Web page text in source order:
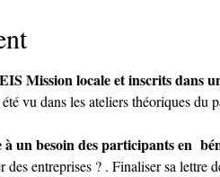
Mission locale et inscrits dans
vu dans les ateliers théoriques du
un besoin des participants en
des entreprises ? . Finaliser sa